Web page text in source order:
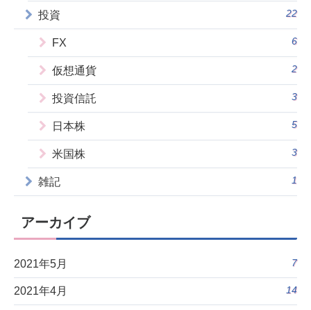
投資 22
FX 6
仮想通貨 2
投資信託 3
日本株 5
米国株 3
雑記 1
アーカイブ
2021年5月 7
2021年4月 14